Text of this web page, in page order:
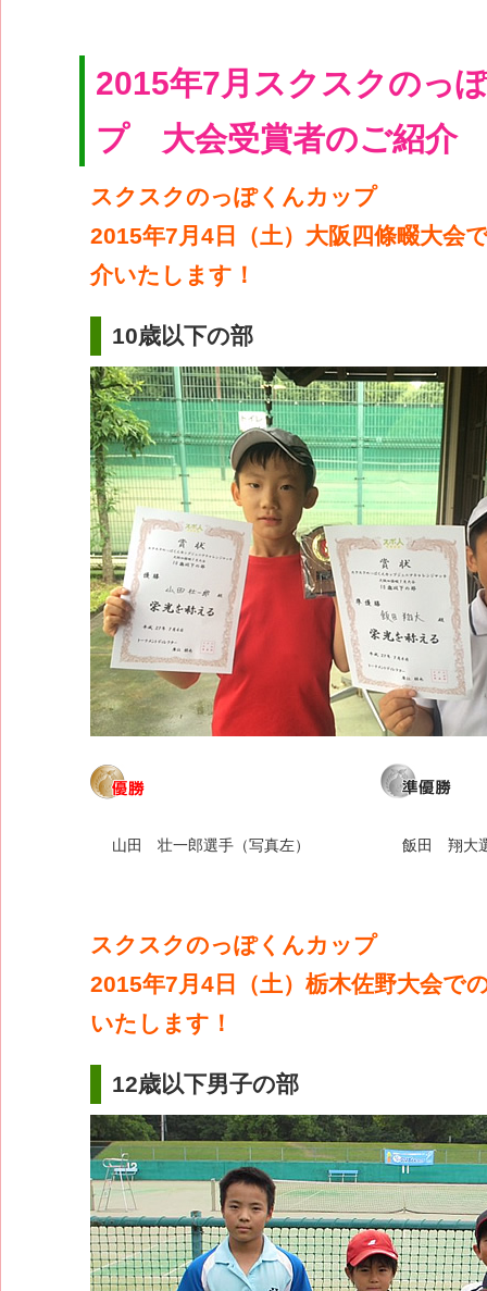
2015年7月スクスクのっ
プ 大会受賞者のご紹介
スクスクのっぽくんカップ
2015年7月4日（土）大阪四條畷大会
介いたします！
10歳以下の部
山田 壮一郎選手（写真左） 飯田 翔大
スクスクのっぽくんカップ
2015年7月4日（土）栃木佐野大会で
いたします！
12歳以下男子の部